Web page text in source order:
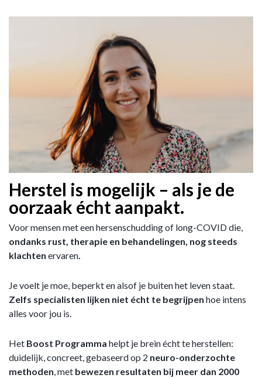
Herstel is mogelijk – als je de
oorzaak écht aanpakt.
Voor mensen met een hersenschudding of long-COVID die,
ondanks rust, therapie en behandelingen, nog steeds
klachten ervaren.
Je voelt je moe, beperkt en alsof je buiten het leven staat.
Zelfs specialisten lijken niet écht te begrijpen hoe intens
alles voor jou is.
Het Boost Programma helpt je brein écht te herstellen:
duidelijk, concreet, gebaseerd op 2 neuro-onderzochte
methoden, met bewezen resultaten bij meer dan 2000